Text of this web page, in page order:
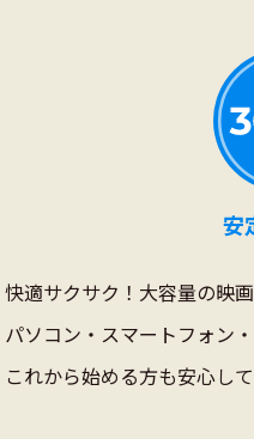
快適サクサク！大容量の映
パソコン・スマートフォン
これから始める方も安心し